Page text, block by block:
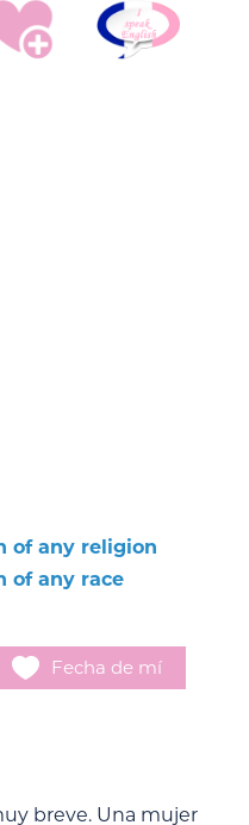
of any religion
of any race
Fecha de mí
breve. Una mujer